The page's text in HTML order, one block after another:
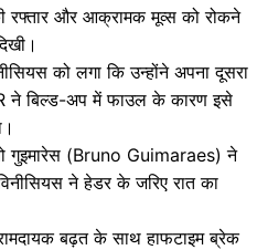
रफ्तार और आक्रामक मूव्स को रोकने
को लगा कि उन्होंने अपना दूसरा
ने बिल्ड-अप में फाउल के कारण इसे
गुइमारेस (Bruno Guimaraes) ने
ने हेडर के जरिए रात का
बढ़त के साथ हाफटाइम ब्रेक